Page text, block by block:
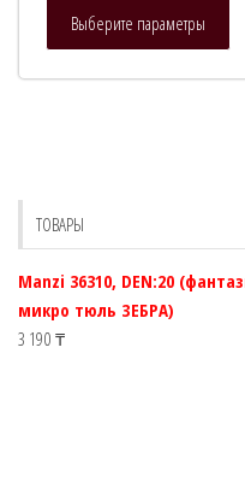
Выберите параметры
ТОВАРЫ
Manzi 36310, DEN:20
микро тюль ЗЕБРА)
3 190 ₸